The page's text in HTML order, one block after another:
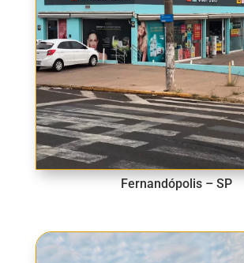
Fernandópolis – SP